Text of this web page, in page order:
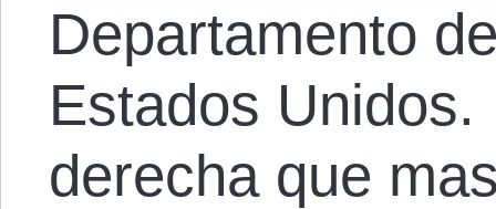
Departamento
Estados
derecha que